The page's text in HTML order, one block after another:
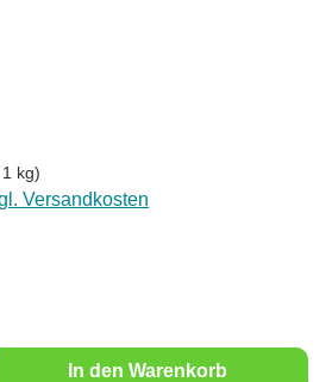
kg)
Versandkosten
Gib den gewünschten
In den Warenkorb